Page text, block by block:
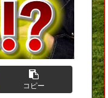
コピー